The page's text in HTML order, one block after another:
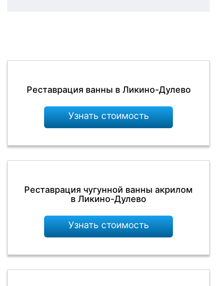
Реставрация ванны в Ликино-Дулево
Узнать стоимость
Реставрация чугунной ванны акрилом
в Ликино-Дулево
Узнать стоимость